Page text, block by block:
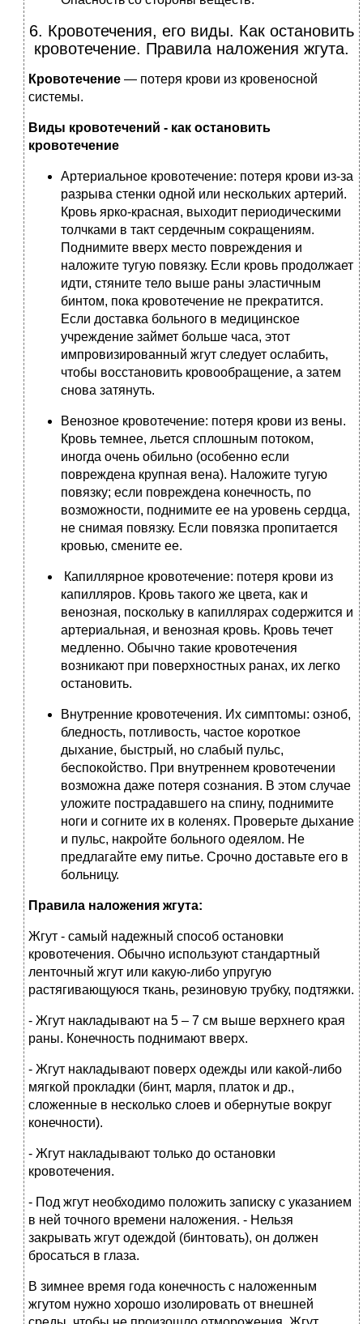
6. Кровотечения, его виды. Как остановить
кровотечение. Правила наложения жгута.
Кровотечение — потеря крови из кровеносной
системы.
Виды кровотечений - как остановить
кровотечение
Артериальное кровотечение: потеря крови из-за
разрыва стенки одной или нескольких артерий.
Кровь ярко-красная, выходит периодическими
толчками в такт сердечным сокращениям.
Поднимите вверх место повреждения и
наложите тугую повязку. Если кровь продолжает
идти, стяните тело выше раны эластичным
бинтом, пока кровотечение не прекратится.
Если доставка больного в медицинское
учреждение займет больше часа, этот
импровизированный жгут следует ослабить,
чтобы восстановить кровообращение, а затем
снова затянуть.
Венозное кровотечение: потеря крови из вены.
Кровь темнее, льется сплошным потоком,
иногда очень обильно (особенно если
повреждена крупная вена). Наложите тугую
повязку; если повреждена конечность, по
возможности, поднимите ее на уровень сердца,
не снимая повязку. Если повязка пропитается
кровью, смените ее.
Капиллярное кровотечение: потеря крови из
капилляров. Кровь такого же цвета, как и
венозная, поскольку в капиллярах содержится и
артериальная, и венозная кровь. Кровь течет
медленно. Обычно такие кровотечения
возникают при поверхностных ранах, их легко
остановить.
Внутренние кровотечения. Их симптомы: озноб,
бледность, потливость, частое короткое
дыхание, быстрый, но слабый пульс,
беспокойство. При внутреннем кровотечении
возможна даже потеря сознания. В этом случае
уложите пострадавшего на спину, поднимите
ноги и согните их в коленях. Проверьте дыхание
и пульс, накройте больного одеялом. Не
предлагайте ему питье. Срочно доставьте его в
больницу.
Правила наложения жгута:
Жгут - самый надежный способ остановки
кровотечения. Обычно используют стандартный
ленточный жгут или какую-либо упругую
растягивающуюся ткань, резиновую трубку, подтяжки.
- Жгут накладывают на 5 – 7 см выше верхнего края
раны. Конечность поднимают вверх.
- Жгут накладывают поверх одежды или какой-либо
мягкой прокладки (бинт, марля, платок и др.,
сложенные в несколько слоев и обернутые вокруг
конечности).
- Жгут накладывают только до остановки
кровотечения.
- Под жгут необходимо положить записку с указанием
в ней точного времени наложения. - Нельзя
закрывать жгут одеждой (бинтовать), он должен
бросаться в глаза.
В зимнее время года конечность с наложенным
жгутом нужно хорошо изолировать от внешней